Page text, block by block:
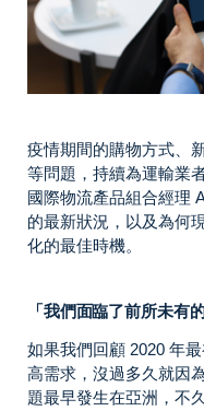
疫情期間的購物方式、
等問題，持續為運輸業
國際物流產品組合經理
的最新狀況，以及為何
化的最佳時機。
「我們面臨了前所未有
如果我們回顧 2020 年
高需求，沒過多久就因
題最早發生在亞洲，不